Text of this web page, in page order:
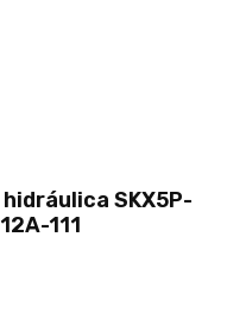
SKX5P-
111